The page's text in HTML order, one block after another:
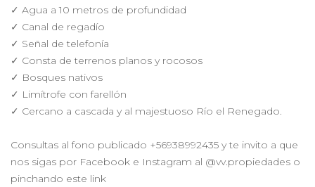
✓ Agua a 10 metros de profundidad
✓ Canal de regadío
✓ Señal de telefonía
✓ Consta de terrenos planos y rocosos
✓ Bosques nativos
✓ Limítrofe con farellón
✓ Cercano a cascada y al majestuoso Río el Renegado.
Consultas al fono publicado +56938992435 y te invito a que
nos sigas por Facebook e Instagram al @vv.propiedades o
pinchando este link